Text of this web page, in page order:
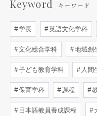
Keyword キーワード
学長 英語文化学科
文化総合学科 地域創
子ども教育学科 人間
保育学科 課程
日本語教員養成課程